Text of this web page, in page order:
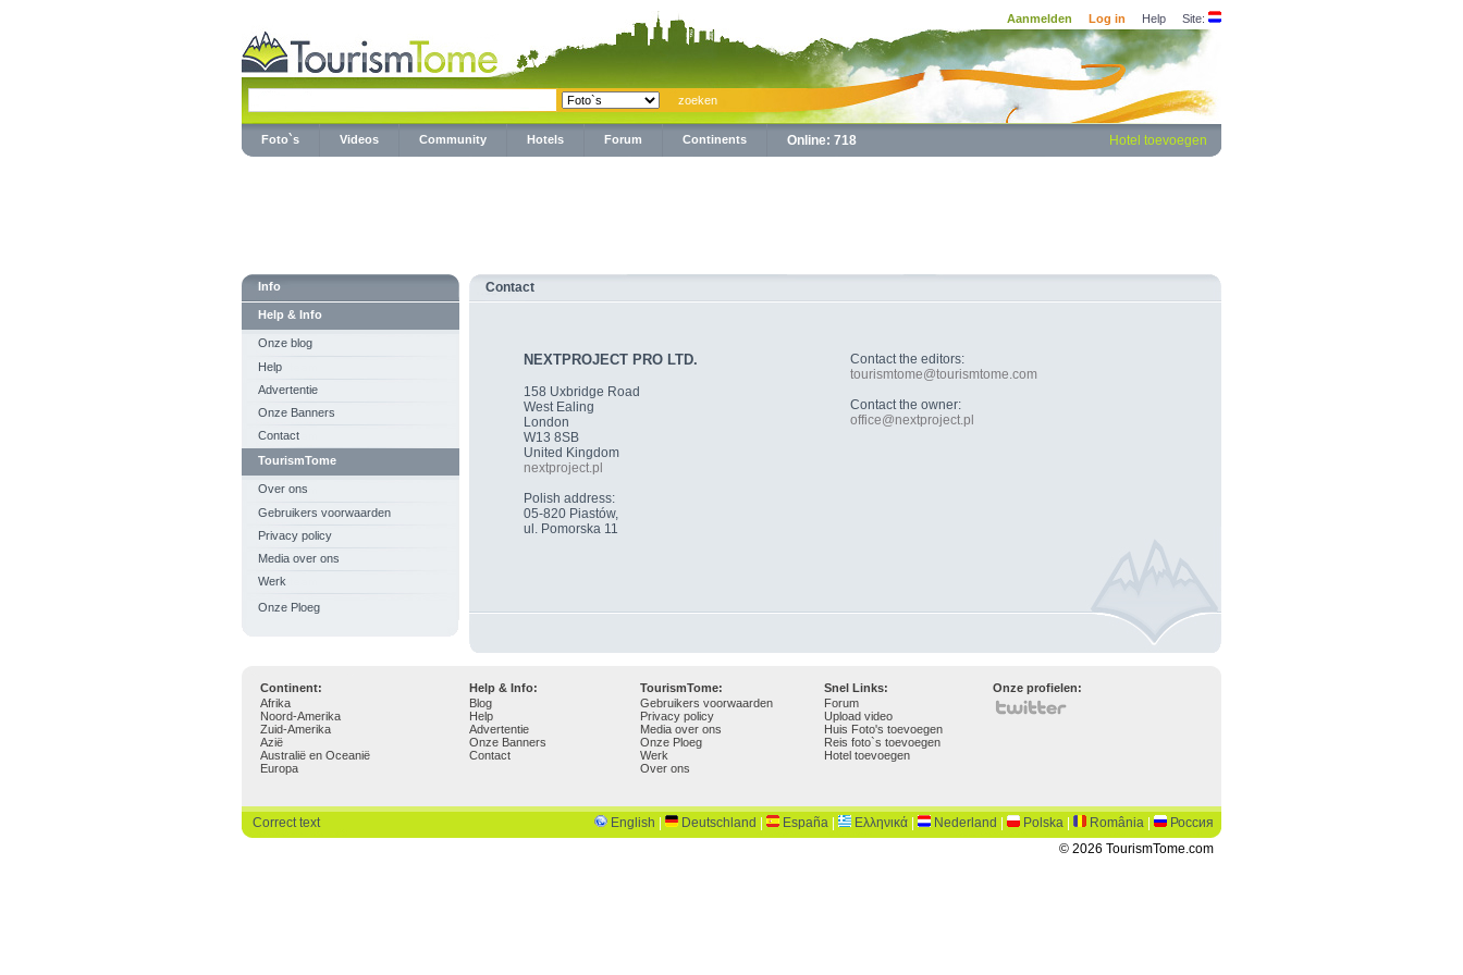
Aanmelden Log in Help Site:
Foto`s Videos Community Hotels Forum Continents Online: 718 Hotel toevoegen
Info
Help & Info
Onze blog
Help
Advertentie
Onze Banners
Contact
TourismTome
Over ons
Gebruikers voorwaarden
Privacy policy
Media over ons
Werk
Onze Ploeg
Contact
NEXTPROJECT PRO LTD.
158 Uxbridge Road
West Ealing
London
W13 8SB
United Kingdom
nextproject.pl
Polish address:
05-820 Piastów,
ul. Pomorska 11
Contact the editors:
tourismtome@tourismtome.com
Contact the owner:
office@nextproject.pl
Continent: Help & Info: TourismTome: Snel Links:
Onze profielen:
Afrika
Noord-Amerika
Zuid-Amerika
Azië
Australië en Oceanië
Europa
Blog
Help
Advertentie
Onze Banners
Contact
Gebruikers voorwaarden
Privacy policy
Media over ons
Onze Ploeg
Werk
Over ons
Forum
Upload video
Huis Foto's toevoegen
Reis foto`s toevoegen
Hotel toevoegen
Correct text English Deutschland España Ελληνικά Nederland Polska România
Россия
© 2026 TourismTome.com